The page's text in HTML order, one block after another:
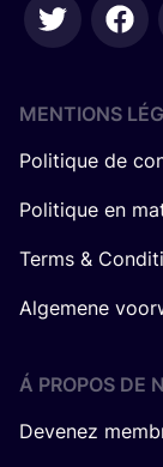
MENTIONS
Politique de
Politique en
Terms &
Algemene
Á PROPOS DE
Devenez